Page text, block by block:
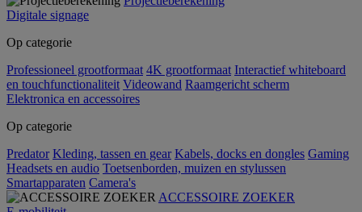
Digitale signage
Op categorie
Professioneel grootformaat 4K grootformaat Interactief whiteboard
en touchfunctionaliteit Videowand Raamgericht scherm
Elektronica en accessoires
Op categorie
Predator Kleding, tassen en gear Kabels, docks en dongles Gaming
Headsets en audio Toetsenborden, muizen en stylussen
Smartapparaten Camera's
ACCESSOIRE ZOEKER